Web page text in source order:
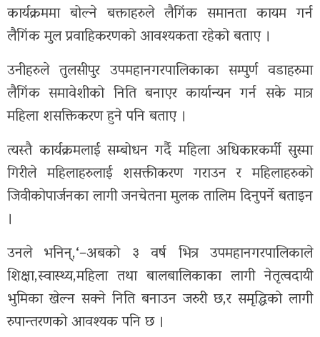
मनोरन्जन
फोटो
फिचर
सम्पादकीय
शिक्षा
स्वास्थ्य
साहित्य
भिडियो
ग्यालरी
कार्यक्रममा बोल्ने बक्ताहरुले लैगिंक समानता कायम गर्न
लैगिंक मुल प्रवाहिकरणको आवश्यकता रहेको बताए ।
उनीहरुले तुलसीपुर उपमहानगरपालिकाका सम्पुर्ण वडाहरुमा
लैगिंक समावेशीको निति बनाएर कार्यान्यन गर्न सके मात्र
महिला शसक्तिकरण हुने पनि बताए ।
त्यस्तै कार्यक्रमलाई सम्बोधन गर्दै महिला अधिकारकर्मी सुस्मा
गिरीले महिलाहरुलाई शसक्तीकरण गराउन र महिलाहरुको
जिवीकोपार्जनका लागी जनचेतना मुलक तालिम दिनुपर्ने बताइन
।
उनले भनिन्,‘–अबको ३ वर्ष भित्र उपमहानगरपालिकाले
शिक्षा,स्वास्थ्य,महिला तथा बालबालिकाका लागी नेतृत्वदायी
भुमिका खेल्न सक्ने निति बनाउन जरुरी छ,र समृद्धिको लागी
रुपान्तरणको आवश्यक पनि छ ।